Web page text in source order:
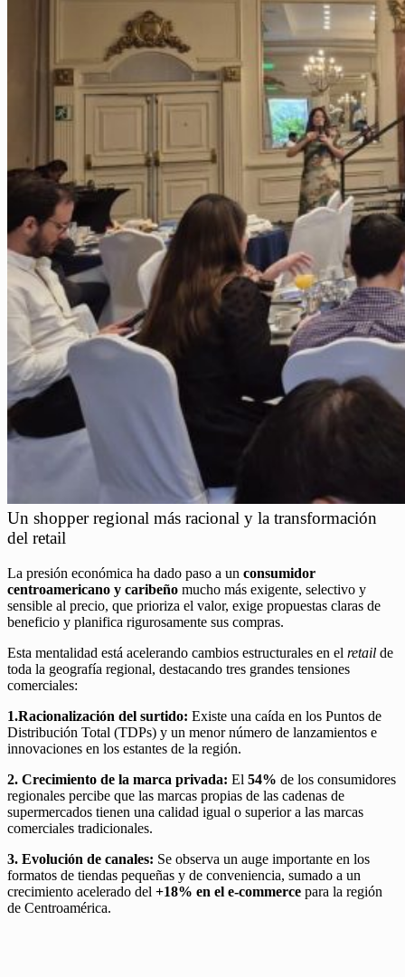
Un shopper regional más racional y la transformación
del retail
La presión económica ha dado paso a un consumidor
centroamericano y caribeño mucho más exigente, selectivo y
sensible al precio, que prioriza el valor, exige propuestas claras de
beneficio y planifica rigurosamente sus compras.
Esta mentalidad está acelerando cambios estructurales en el retail de
toda la geografía regional, destacando tres grandes tensiones
comerciales:
1.Racionalización del surtido: Existe una caída en los Puntos de
Distribución Total (TDPs) y un menor número de lanzamientos e
innovaciones en los estantes de la región.
2. Crecimiento de la marca privada: El 54% de los consumidores
regionales percibe que las marcas propias de las cadenas de
supermercados tienen una calidad igual o superior a las marcas
comerciales tradicionales.
3. Evolución de canales: Se observa un auge importante en los
formatos de tiendas pequeñas y de conveniencia, sumado a un
crecimiento acelerado del +18% en el e-commerce para la región
de Centroamérica.